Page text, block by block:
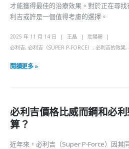
才能獲得最佳的治療效果。對於正在尋
利吉或許是一個值得考慮的選擇。
2025 年 11 月 14 日 王晶
壯陽藥
必利吉, 必利吉（SUPER P-FORCE） , 必利吉的效果,
閱讀更多 »
必利吉價格比威而鋼和必
算？
近年來，必利吉（Super P-Force）因其